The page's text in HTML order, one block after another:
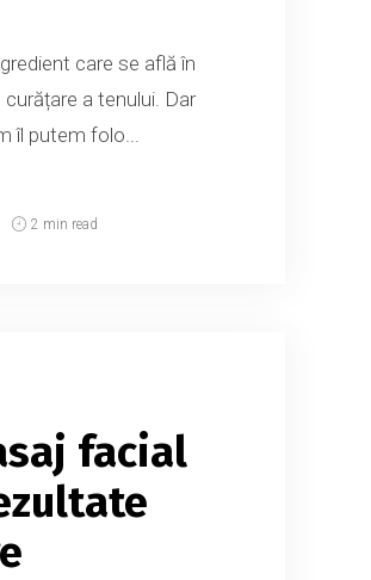
care se află în
a tenului. Dar
îl putem folo...
2 min read
facial